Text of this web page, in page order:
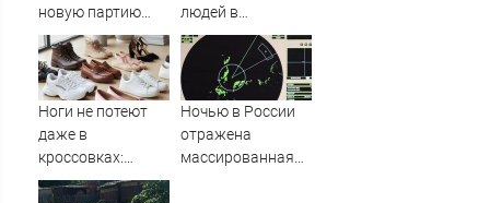
новую партию
материалов об
НЛО - Новости на
Вести.ru
людей в
супермаркете и
стал символом
провала МВД
Ноги не потеют
даже в
кроссовках:
меняю обычную
Ночью в России
отражена
массированная